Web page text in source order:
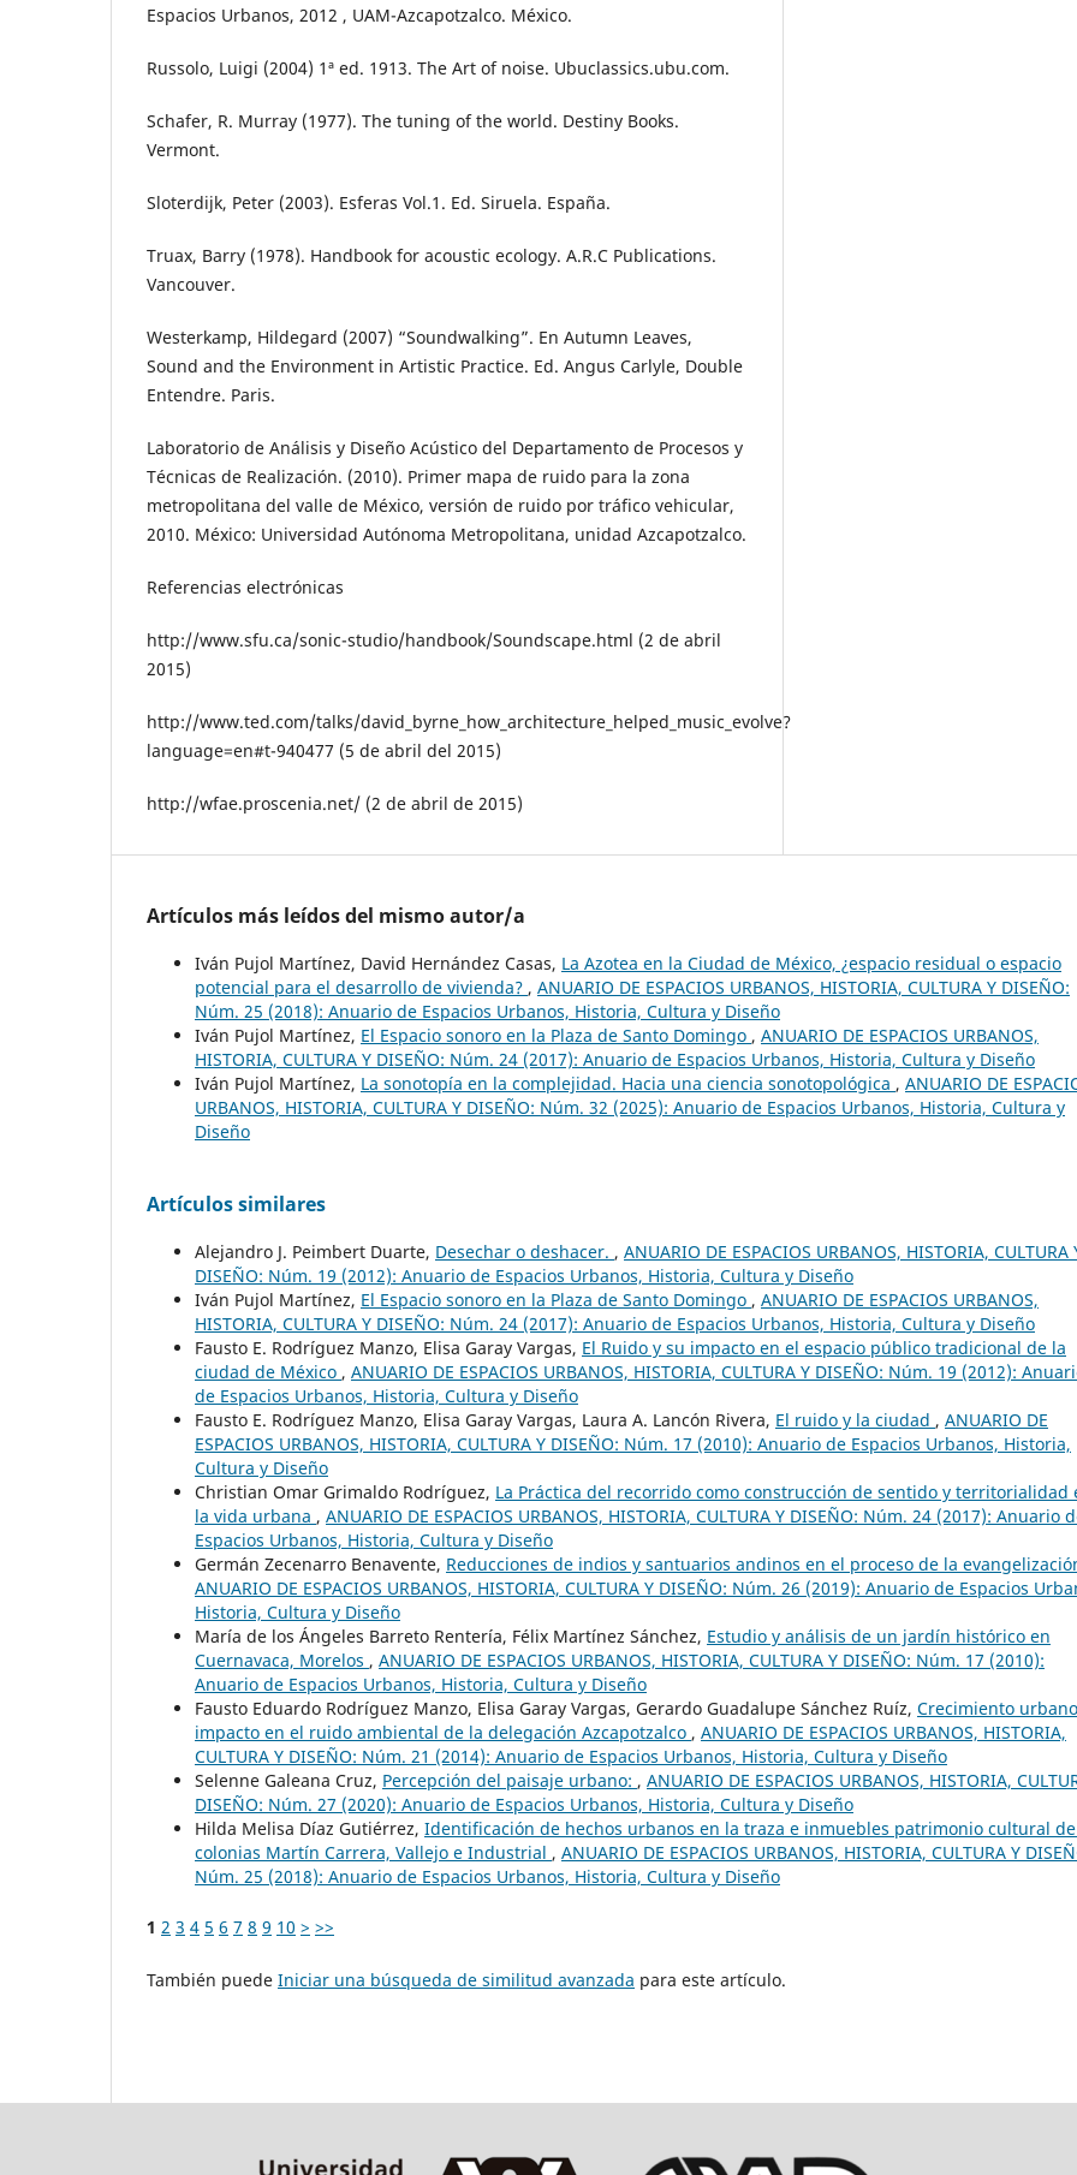
Espacios Urbanos, 2012 , UAM-Azcapotzalco. México.
Russolo, Luigi (2004) 1ª ed. 1913. The Art of noise. Ubuclassics.ubu.com.
Schafer, R. Murray (1977). The tuning of the world. Destiny Books.
Vermont.
Sloterdijk, Peter (2003). Esferas Vol.1. Ed. Siruela. España.
Truax, Barry (1978). Handbook for acoustic ecology. A.R.C Publications.
Vancouver.
Westerkamp, Hildegard (2007) “Soundwalking”. En Autumn Leaves,
Sound and the Environment in Artistic Practice. Ed. Angus Carlyle, Double
Entendre. Paris.
Laboratorio de Análisis y Diseño Acústico del Departamento de Procesos y
Técnicas de Realización. (2010). Primer mapa de ruido para la zona
metropolitana del valle de México, versión de ruido por tráfico vehicular,
2010. México: Universidad Autónoma Metropolitana, unidad Azcapotzalco.
Referencias electrónicas
http://www.sfu.ca/sonic-studio/handbook/Soundscape.html (2 de abril
2015)
http://www.ted.com/talks/david_byrne_how_architecture_helped_music_evolve?
language=en#t-940477 (5 de abril del 2015)
http://wfae.proscenia.net/ (2 de abril de 2015)
Artículos más leídos del mismo autor/a
Iván Pujol Martínez, David Hernández Casas, La Azotea en la Ciudad de México, ¿espacio residual o espacio
potencial para el desarrollo de vivienda? , ANUARIO DE ESPACIOS URBANOS, HISTORIA, CULTURA Y DISEÑO:
Núm. 25 (2018): Anuario de Espacios Urbanos, Historia, Cultura y Diseño
Iván Pujol Martínez, El Espacio sonoro en la Plaza de Santo Domingo , ANUARIO DE ESPACIOS URBANOS,
HISTORIA, CULTURA Y DISEÑO: Núm. 24 (2017): Anuario de Espacios Urbanos, Historia, Cultura y Diseño
Iván Pujol Martínez, La sonotopía en la complejidad. Hacia una ciencia sonotopológica , ANUARIO DE
URBANOS, HISTORIA, CULTURA Y DISEÑO: Núm. 32 (2025): Anuario de Espacios Urbanos, Historia, Cultura y
Diseño
Artículos similares
Alejandro J. Peimbert Duarte, Desechar o deshacer. , ANUARIO DE ESPACIOS URBANOS, HISTORIA, CULTURA
DISEÑO: Núm. 19 (2012): Anuario de Espacios Urbanos, Historia, Cultura y Diseño
Iván Pujol Martínez, El Espacio sonoro en la Plaza de Santo Domingo , ANUARIO DE ESPACIOS URBANOS,
HISTORIA, CULTURA Y DISEÑO: Núm. 24 (2017): Anuario de Espacios Urbanos, Historia, Cultura y Diseño
Fausto E. Rodríguez Manzo, Elisa Garay Vargas, El Ruido y su impacto en el espacio público tradicional de la
ciudad de México , ANUARIO DE ESPACIOS URBANOS, HISTORIA, CULTURA Y DISEÑO: Núm. 19 (2012):
de Espacios Urbanos, Historia, Cultura y Diseño
Fausto E. Rodríguez Manzo, Elisa Garay Vargas, Laura A. Lancón Rivera, El ruido y la ciudad , ANUARIO DE
ESPACIOS URBANOS, HISTORIA, CULTURA Y DISEÑO: Núm. 17 (2010): Anuario de Espacios Urbanos, Historia,
Cultura y Diseño
Christian Omar Grimaldo Rodríguez, La Práctica del recorrido como construcción de sentido y territorialidad
la vida urbana , ANUARIO DE ESPACIOS URBANOS, HISTORIA, CULTURA Y DISEÑO: Núm. 24 (2017): Anuario
Espacios Urbanos, Historia, Cultura y Diseño
Germán Zecenarro Benavente, Reducciones de indios y santuarios andinos en el proceso de la
ANUARIO DE ESPACIOS URBANOS, HISTORIA, CULTURA Y DISEÑO: Núm. 26 (2019): Anuario de Espacios
Historia, Cultura y Diseño
María de los Ángeles Barreto Rentería, Félix Martínez Sánchez, Estudio y análisis de un jardín histórico en
Cuernavaca, Morelos , ANUARIO DE ESPACIOS URBANOS, HISTORIA, CULTURA Y DISEÑO: Núm. 17 (2010):
Anuario de Espacios Urbanos, Historia, Cultura y Diseño
Fausto Eduardo Rodríguez Manzo, Elisa Garay Vargas, Gerardo Guadalupe Sánchez Ruíz, Crecimiento
impacto en el ruido ambiental de la delegación Azcapotzalco , ANUARIO DE ESPACIOS URBANOS, HISTORIA,
CULTURA Y DISEÑO: Núm. 21 (2014): Anuario de Espacios Urbanos, Historia, Cultura y Diseño
Selenne Galeana Cruz, Percepción del paisaje urbano: , ANUARIO DE ESPACIOS URBANOS, HISTORIA,
DISEÑO: Núm. 27 (2020): Anuario de Espacios Urbanos, Historia, Cultura y Diseño
Hilda Melisa Díaz Gutiérrez, Identificación de hechos urbanos en la traza e inmuebles patrimonio cultural
colonias Martín Carrera, Vallejo e Industrial , ANUARIO DE ESPACIOS URBANOS, HISTORIA, CULTURA Y
Núm. 25 (2018): Anuario de Espacios Urbanos, Historia, Cultura y Diseño
1 2 3 4 5 6 7 8 9 10 > >>
También puede Iniciar una búsqueda de similitud avanzada para este artículo.